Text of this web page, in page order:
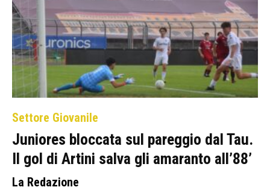
Settore Giovanile
Juniores bloccata sul pareggio dal Tau.
Il gol di Artini salva gli amaranto all’88’
La Redazione